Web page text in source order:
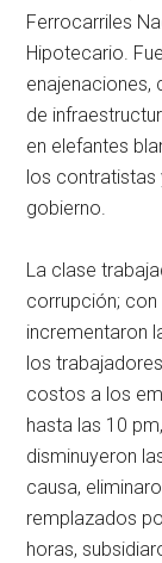
Ferrocarriles
Hipotecario.
enajenaciones,
de
en elefantes
los contratistas
gobierno.
La clase
corrupción; con
incrementaron
los
costos a los
hasta las 10
disminuyeron
causa,
remplazados
horas,